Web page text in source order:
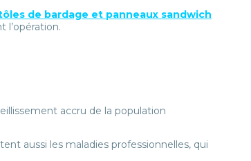
de bardage et panneaux sandwich
l’opération.
accru de la population
aussi les maladies professionnelles, qui